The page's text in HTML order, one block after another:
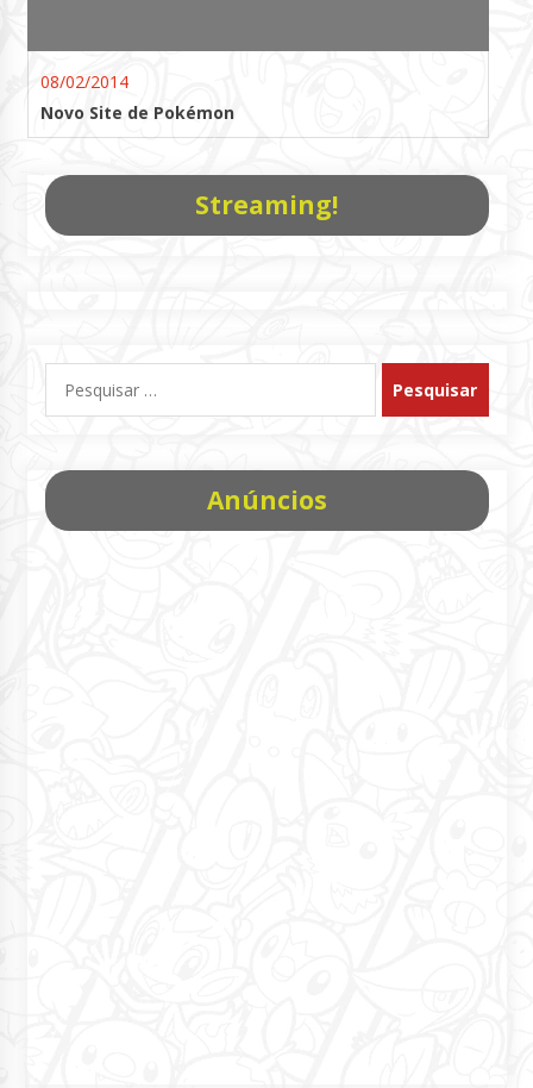
08/02/2014
Novo Site de Pokémon
Streaming!
por:
Anúncios